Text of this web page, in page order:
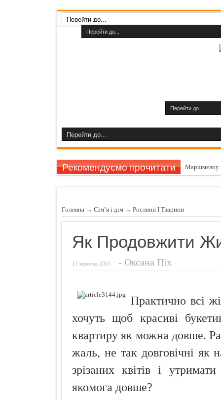
Рекомендуємо прочитати Маршмелоу
Шампуні
Чуттєвий
Головна → Сім’я і дім → Рослини I Тварини
Як Продовжити
11 вересня 2015 - Оксана Піх
Практично всі
хочуть щоб красиві
квартиру як можна довше.
жаль, не так довговічні як
зрізаних квітів і
якомога довше?